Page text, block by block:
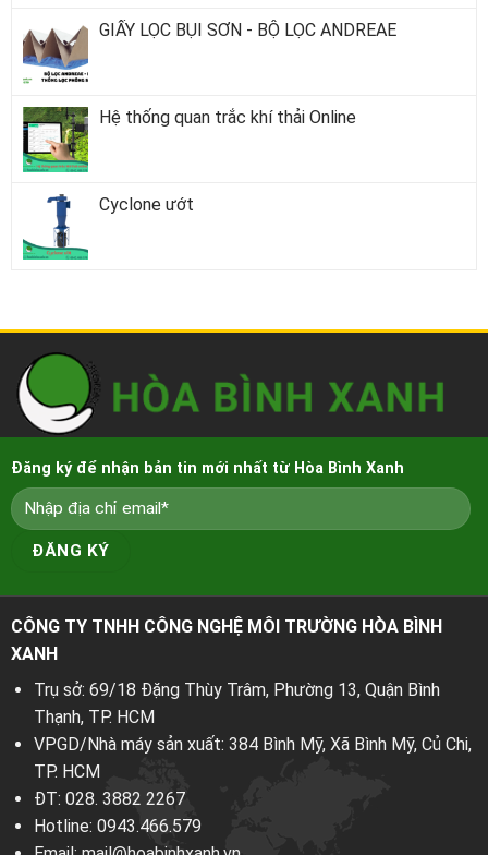
GIẤY LỌC BỤI SƠN - BỘ LỌC ANDREAE
Hệ thống quan trắc khí thải Online
Cyclone ướt
Đăng ký để nhận bản tin mới nhất từ Hòa Bình Xanh
CÔNG TY TNHH CÔNG NGHỆ MÔI TRƯỜNG HÒA BÌNH
XANH
Trụ sở: 69/18 Đặng Thùy Trâm, Phường 13, Quận Bình
Thạnh, TP. HCM
VPGD/Nhà máy sản xuất: 384 Bình Mỹ, Xã Bình Mỹ, Củ Chi,
TP. HCM
ĐT: 028. 3882 2267
Hotline: 0943.466.579